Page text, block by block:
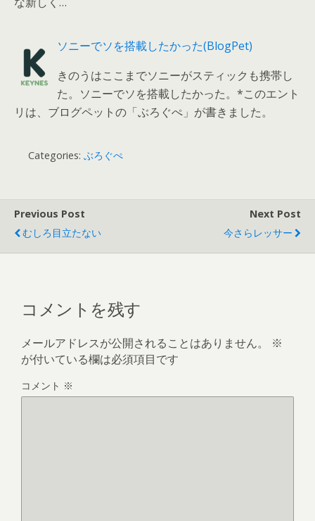
ソニーでソを搭載したかった(BlogPet)
きのうはここまでソニーがスティックも携帯し
た。ソニーでソを搭載したかった。*このエント
リは、ブログペットの「ぶろぐぺ」が書きました。
Categories: ぶろぐぺ
Previous Post
むしろ目立たない
Next Post
今さらレッサー
コメントを残す
メールアドレスが公開されることはありません。
※
が付いている欄は必須項目です
コメント ※